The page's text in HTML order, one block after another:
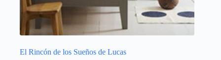
El Rincón de los Sueños de Lucas